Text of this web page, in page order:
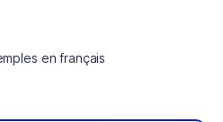
en français